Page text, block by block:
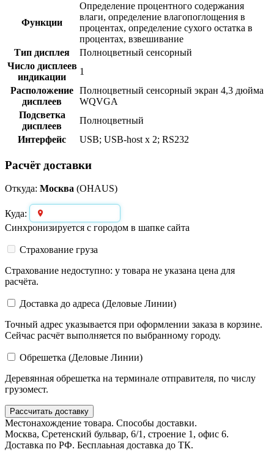
Функции
Определение процентного содержания
влаги, определение влагопоглощения в
процентах, определение сухого остатка в
процентах, взвешивание
Тип дисплея
Полноцветный сенсорный
Число дисплеев
индикации
1
Расположение
дисплеев
Полноцветный сенсорный экран 4,3 дюйма
WQVGA
Подсветка
дисплеев
Полноцветный
Интерфейс
USB; USB-host x 2; RS232
Расчёт доставки
Откуда: Москва (OHAUS)
Куда:
Синхронизируется с городом в шапке сайта
Страхование груза
Страхование недоступно: у товара не указана цена для
расчёта.
Доставка до адреса (Деловые Линии)
Точный адрес указывается при оформлении заказа в корзине.
Сейчас расчёт выполняется по выбранному городу.
Обрешетка (Деловые Линии)
Деревянная обрешетка на терминале отправителя, по числу
грузомест.
Рассчитать доставку
Местонахождение товара. Способы доставки.
Москва, Сретенский бульвар, 6/1, строение 1, офис 6.
Доставка по РФ. Бесплаьная доставка до ТК.